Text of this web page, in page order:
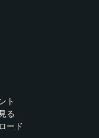
ト
る
ード